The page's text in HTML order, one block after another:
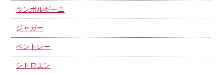
ランボルギーニ
ジャガー
ベントレー
シトロエン